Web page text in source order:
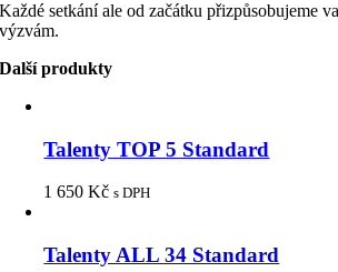
Každé setkání ale od začátku přizpůsobujeme
výzvám.
Další produkty
Talenty TOP 5 Standard
1 650Kč s DPH
Talenty ALL 34 Standard